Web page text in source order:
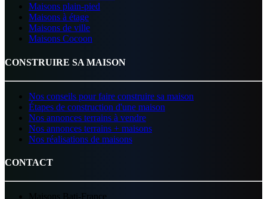
Maisons plain-pied
Maisons à étage
Maisons de ville
Maisons Cocoon
CONSTRUIRE SA MAISON
Nos conseils pour faire construire sa maison
Étapes de construction d'une maison
Nos annonces terrains à vendre
Nos annonces terrains + maisons
Nos réalisations de maisons
CONTACT
Maisons Bati-France